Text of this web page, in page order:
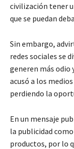
civilización tener
que se puedan
Sin embargo,
redes sociales se
generen más odio
acusó a los
perdiendo la
En un mensaje
la publicidad
productos, por lo